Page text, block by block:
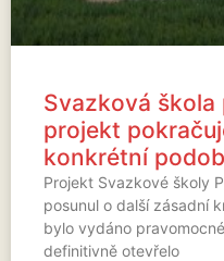
Svazková škola
projekt
konkrétní
Projekt Svazkové školy
posunul o další zásadní
bylo vydáno
definitivně otevřelo